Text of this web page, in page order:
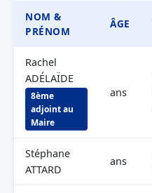
NOM &
PRÉNOM
ÂGE
Rachel
ADÉLAÏDE
8ème
adjoint au
Maire
ans
Stéphane
ATTARD
ans